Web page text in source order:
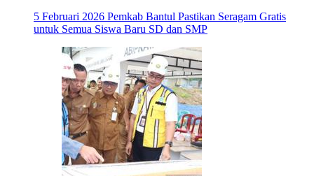
5 Februari 2026 Pemkab Bantul Pastikan Seragam Gratis
untuk Semua Siswa Baru SD dan SMP